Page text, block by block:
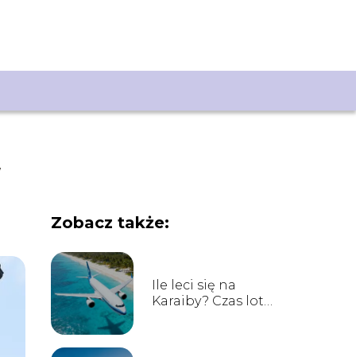
Zobacz także:
Ile leci się na
Karaiby? Czas lotu